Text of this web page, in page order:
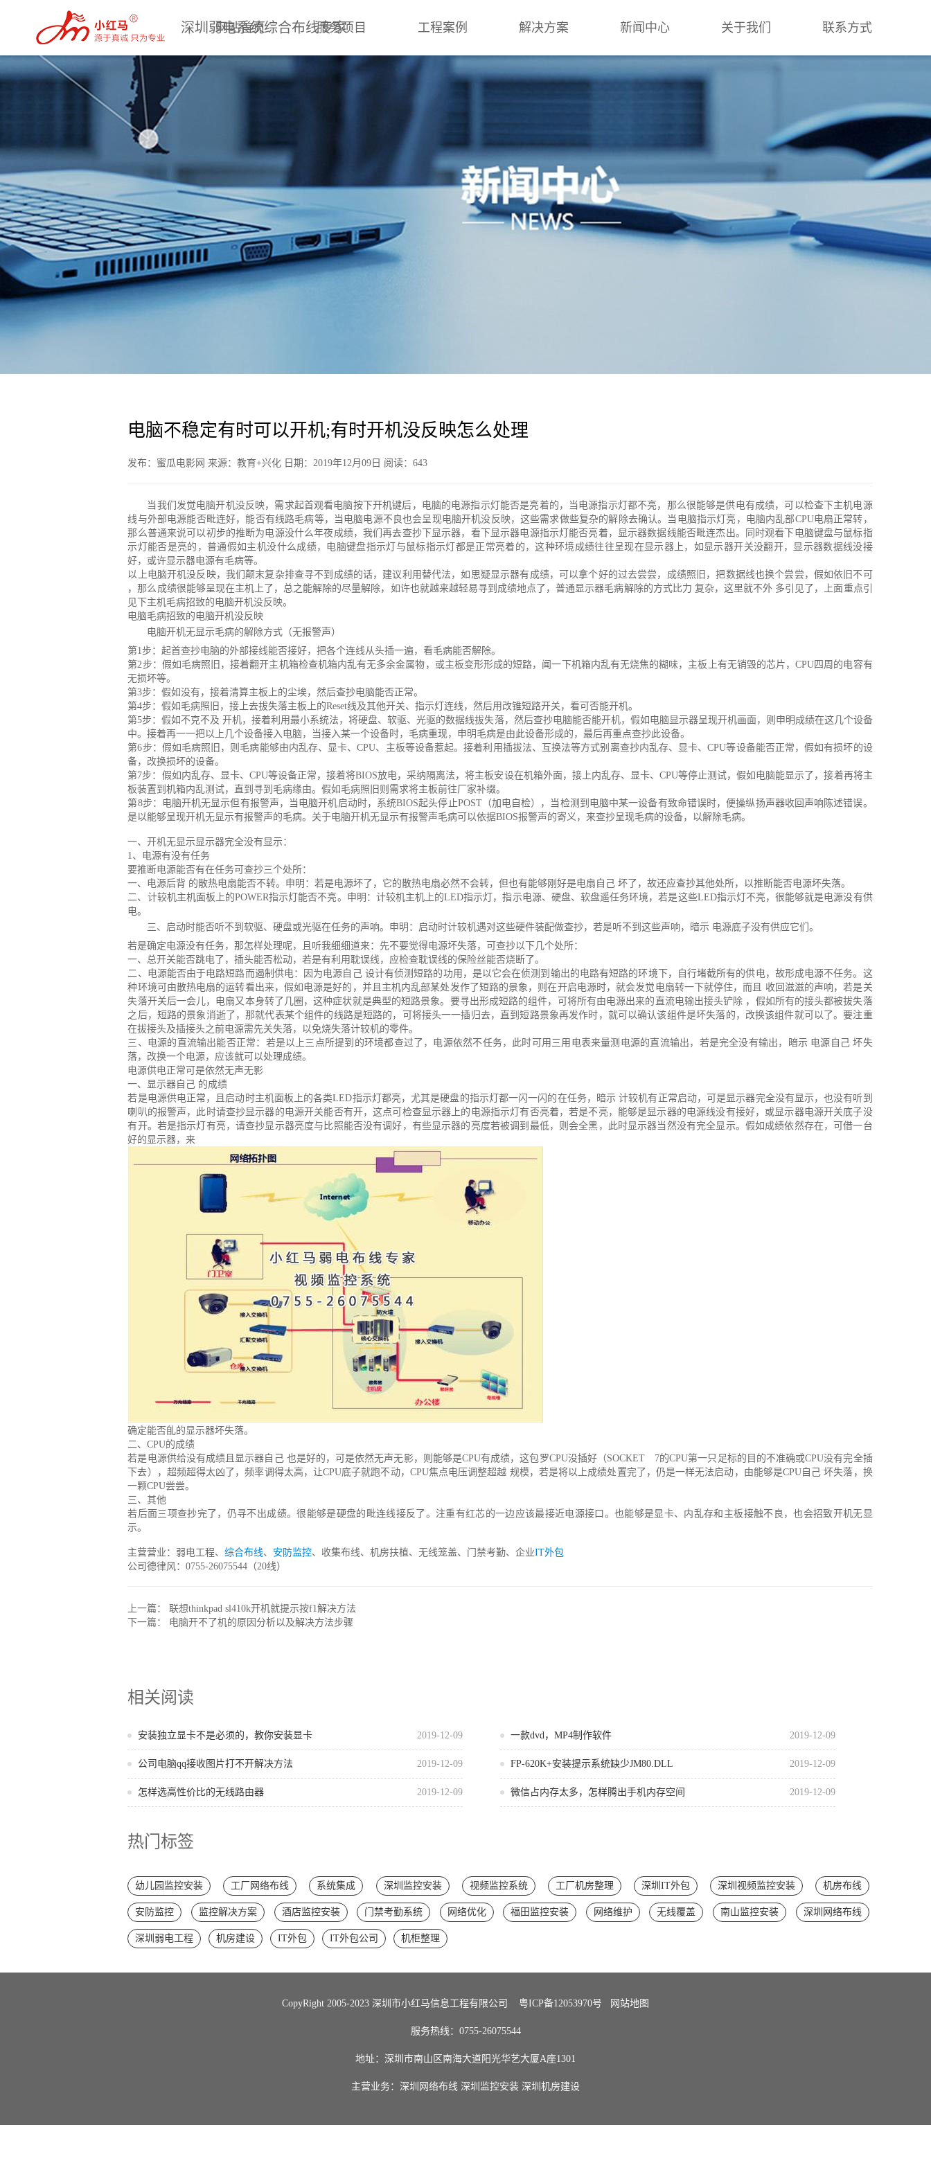
深圳弱电系统综合布线专家
网站首页 服务项目 工程案例 解决方案 新闻中心 关于我们 联系方式
电脑不稳定有时可以开机;有时开机没反映怎么处理
发布：蜜瓜电影网 来源：教育+兴化 日期：2019年12月09日 阅读：643
当我们发觉电脑开机没反映，需求起首观看电脑按下开机键后，电脑的电源指示灯能否是亮着的，当电源指示灯都不亮，那么很能够是供电有成绩，可以检查下主机电源
线与外部电源能否毗连好，能否有线路毛病等，当电脑电源不良也会呈现电脑开机没反映，这些需求做些复杂的解除去确认。当电脑指示灯亮，电脑内乱部CPU电扇正常转，
那么普通来说可以初步的推断为电源没什么年夜成绩，我们再去查抄下显示器，看下显示器电源指示灯能否亮着，显示器数据线能否毗连杰出。同时观看下电脑键盘与鼠标指
示灯能否是亮的，普通假如主机没什么成绩，电脑键盘指示灯与鼠标指示灯都是正常亮着的，这种环境成绩往往呈现在显示器上，如显示器开关没翻开，显示器数据线没接
好，或许显示器电源有毛病等。
以上电脑开机没反映，我们颠末复杂排查寻不到成绩的话，建议利用替代法，如思疑显示器有成绩，可以拿个好的过去尝尝，成绩照旧，把数据线也换个尝尝，假如依旧不可
，那么成绩很能够呈现在主机上了，总之能解除的尽量解除，如许也就越来越轻易寻到成绩地点了，普通显示器毛病解除的方式比力 复杂，这里就不外 多引见了，上面重点引
见下主机毛病招致的电脑开机没反映。
电脑毛病招致的电脑开机没反映
电脑开机无显示毛病的解除方式（无报警声）
第1步：起首查抄电脑的外部接线能否接好，把各个连线从头插一遍，看毛病能否解除。
第2步：假如毛病照旧，接着翻开主机箱检查机箱内乱有无多余金属物，或主板变形形成的短路，闻一下机箱内乱有无烧焦的糊味，主板上有无销毁的芯片，CPU四周的电容有
无损坏等。
第3步：假如没有，接着清算主板上的尘埃，然后查抄电脑能否正常。
第4步：假如毛病照旧，接上去拔失落主板上的Reset线及其他开关、指示灯连线，然后用改锥短路开关，看可否能开机。
第5步：假如不克不及 开机，接着利用最小系统法，将硬盘、软驱、光驱的数据线拔失落，然后查抄电脑能否能开机，假如电脑显示器呈现开机画面，则申明成绩在这几个设备
中。接着再一一把以上几个设备接入电脑，当接入某一个设备时，毛病重现，申明毛病是由此设备形成的，最后再重点查抄此设备。
第6步：假如毛病照旧，则毛病能够由内乱存、显卡、CPU、主板等设备惹起。接着利用插拔法、互换法等方式别离查抄内乱存、显卡、CPU等设备能否正常，假如有损坏的设
备，改换损坏的设备。
第7步：假如内乱存、显卡、CPU等设备正常，接着将BIOS放电，采纳隔离法，将主板安设在机箱外面，接上内乱存、显卡、CPU等停止测试，假如电脑能显示了，接着再将主
板装置到机箱内乱测试，直到寻到毛病缘由。假如毛病照旧则需求将主板前往厂家补缀。
第8步：电脑开机无显示但有报警声，当电脑开机启动时，系统BIOS起头停止POST（加电自检），当检测到电脑中某一设备有致命错误时，便操纵扬声器收回声响陈述错误。
是以能够呈现开机无显示有报警声的毛病。关于电脑开机无显示有报警声毛病可以依据BIOS报警声的寄义，来查抄呈现毛病的设备，以解除毛病。
一、开机无显示显示器完全没有显示：
1、电源有没有任务
要推断电源能否有在任务可查抄三个处所：
一、电源后背 的散热电扇能否不转。申明：若是电源坏了，它的散热电扇必然不会转，但也有能够刚好是电扇自己 坏了，故还应查抄其他处所，以推断能否电源坏失落。
二、计较机主机面板上的POWER指示灯能否不亮。申明：计较机主机上的LED指示灯，指示电源、硬盘、软盘遥任务环境，若是这些LED指示灯不亮，很能够就是电源没有供
电。
三、启动时能否听不到软驱、硬盘或光驱在任务的声响。申明：启动时计较机遇对这些硬件装配做查抄，若是听不到这些声响，暗示 电源底子没有供应它们。
若是确定电源没有任务，那怎样处理呢，且听我细细道来：先不要觉得电源坏失落，可查抄以下几个处所：
一、总开关能否跳电了，插头能否松动，若是有利用耽误线，应检查耽误线的保险丝能否烧断了。
二、电源能否由于电路短路而遏制供电：因为电源自己 设计有侦测短路的功用，是以它会在侦测到输出的电路有短路的环境下，自行堵截所有的供电，故形成电源不任务。这
种环境可由散热电扇的运转看出来，假如电源是好的，并且主机内乱部某处发作了短路的景象，则在开启电源时，就会发觉电扇转一下就停住，而且 收回滋滋的声响，若是关
失落开关后一会儿，电扇又本身转了几圈，这种症状就是典型的短路景象。要寻出形成短路的组件，可将所有由电源出来的直流电输出接头铲除 ，假如所有的接头都被拔失落
之后，短路的景象消逝了，那就代表某个组件的线路是短路的，可将接头一一插归去，直到短路景象再发作时，就可以确认该组件是坏失落的，改换该组件就可以了。要注重
在拔接头及插接头之前电源需先关失落，以免烧失落计较机的零件。
三、电源的直流输出能否正常：若是以上三点所提到的环境都查过了，电源依然不任务，此时可用三用电表来量测电源的直流输出，若是完全没有输出，暗示 电源自己 坏失
落，改换一个电源，应该就可以处理成绩。
电源供电正常可是依然无声无影
一、显示器自己 的成绩
若是电源供电正常，且启动时主机面板上的各类LED指示灯都亮，尤其是硬盘的指示灯都一闪一闪的在任务，暗示 计较机有正常启动，可是显示器完全没有显示，也没有听到
喇叭的报警声，此时请查抄显示器的电源开关能否有开，这点可检查显示器上的电源指示灯有否亮着，若是不亮，能够是显示器的电源线没有接好，或显示器电源开关底子没
有开。若是指示灯有亮，请查抄显示器亮度与比照能否没有调好，有些显示器的亮度若被调到最低，则会全黑，此时显示器当然没有完全显示。假如成绩依然存在，可借一台
好的显示器，来
确定能否臫的显示器坏失落。
二、CPU的成绩
若是电源供给没有成绩且显示器自己 也是好的，可是依然无声无影，则能够是CPU有成绩，这包罗CPU没插好（SOCKET 7的CPU第一只足标的目的不准确或CPU没有完全插
下去），超频超得太凶了，频率调得太高，让CPU底子就跑不动，CPU焦点电压调整超越 规模，若是将以上成绩处置完了，仍是一样无法启动，由能够是CPU自己 坏失落，换
一颗CPU尝尝。
三、其他
若后面三项查抄完了，仍寻不出成绩。很能够是硬盘的毗连线接反了。注重有红芯的一边应该最接近电源接口。也能够是显卡、内乱存和主板接触不良，也会招致开机无显
示。
主营营业：弱电工程、综合布线、 安防监控、收集布线、机房扶植、无线笼盖、门禁考勤、企业IT外包
公司德律风：0755-26075544（20线）
上一篇：联想thinkpad sl410k开机就提示按f1解决方法
下一篇： 电脑开不了机的原因分析以及解决方法步骤
相关阅读
2019-12-09
安装独立显卡不是必须的，教你安装显卡 2019-12-09
一款dvd，MP4制作软件
2019-12-09
公司电脑qq接收图片打不开解决方法 2019-12-09
FP-620K+安装提示系统缺少JM80.DLL
2019-12-09
怎样选高性价比的无线路由器 2019-12-09
微信占内存太多，怎样腾出手机内存空间
热门标签
幼儿园监控安装 工厂网络布线 系统集成 深圳监控安装 视频监控系统 工厂机房整理 深圳IT外包 深圳视频监控安装 机房布线
安防监控 监控解决方案 酒店监控安装 门禁考勤系统 网络优化 福田监控安装 网络维护 无线覆盖 南山监控安装 深圳网络布线
深圳弱电工程 机房建设 IT外包 IT外包公司 机柜整理
CopyRight 2005-2023 深圳市小红马信息工程有限公司 粤ICP备12053970号 网站地图
服务热线：0755-26075544
地址：深圳市南山区南海大道阳光华艺大厦A座1301
主营业务： 深圳网络布线 深圳监控安装 深圳机房建设